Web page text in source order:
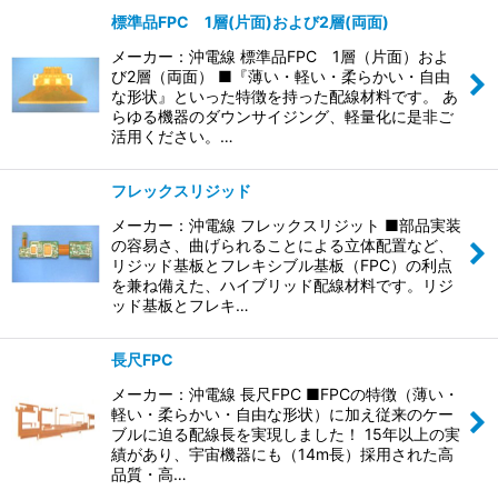
並び順:
絞り込む
標準品FPC 1層(片面)および2層(両面)
メーカー：沖電線 標準品FPC 1層（片面）およ
び2層（両面） ■『薄い・軽い・柔らかい・自由
な形状』といった特徴を持った配線材料です。 あ
らゆる機器のダウンサイジング、軽量化に是非ご
活用ください。…
フレックスリジッド
メーカー：沖電線 フレックスリジット ■部品実装
の容易さ、曲げられることによる立体配置など、
リジッド基板とフレキシブル基板（FPC）の利点
を兼ね備えた、ハイブリッド配線材料です。リジ
ッド基板とフレキ…
長尺FPC
メーカー：沖電線 長尺FPC ■FPCの特徴（薄い・
軽い・柔らかい・自由な形状）に加え従来のケー
ブルに迫る配線長を実現しました！ 15年以上の実
績があり、宇宙機器にも（14m長）採用された高
品質・高…